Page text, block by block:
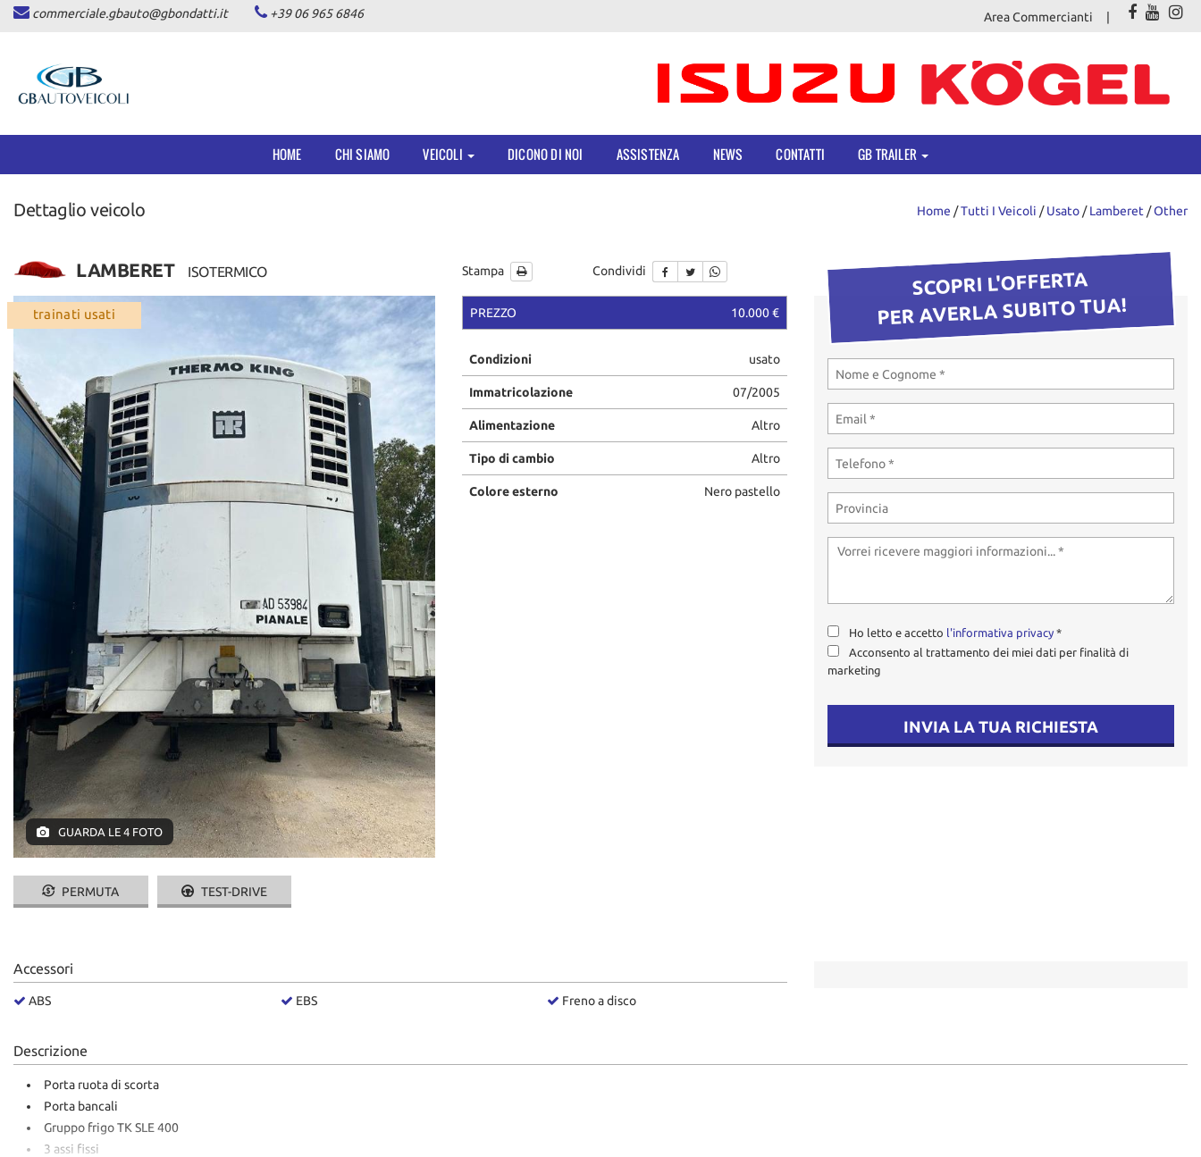
HOME
CHI SIAMO
AUTOVETTURE
PICKUP
DICONO DI NOI
NEWS
CONTATTI
GB TRAILER
AREA COMMERCIANTI
commerciale.gbauto@gbondatti.it +39 06 965 6846 Area Commercianti
HOME CHI SIAMO VEICOLI DICONO DI NOI ASSISTENZA NEWS CONTATTI GB TRAILER
Dettaglio veicolo Home /Tutti I Veicoli /Usato /Lamberet /Other
LAMBERET ISOTERMICO Stampa Condividi
trainati usati
GUARDA LE 4 FOTO
PERMUTA TEST-DRIVE
PREZZO 10.000 €
Condizioni usato
Immatricolazione 07/2005
Alimentazione Altro
Tipo di cambio Altro
Colore esterno Nero pastello
SCOPRI L'OFFERTA
PER AVERLA SUBITO TUA!
Ho letto e accetto l'informativa privacy *
Acconsento al trattamento dei miei dati per finalità di
marketing
INVIA LA TUA RICHIESTA
Accessori
ABS EBS Freno a disco
Descrizione
Porta ruota di scorta
Porta bancali
Gruppo frigo TK SLE 400
3 assi fissi